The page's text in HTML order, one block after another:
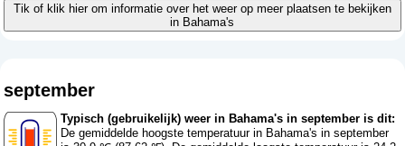
Tik of klik hier om informatie over het weer op meer plaatsen te bekijken
in Bahama's
september
Typisch (gebruikelijk) weer in Bahama's in september is dit:
De gemiddelde hoogste temperatuur in Bahama's in september